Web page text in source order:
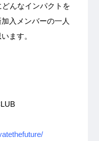
んなインパクトを
入メンバーの一人
ます。